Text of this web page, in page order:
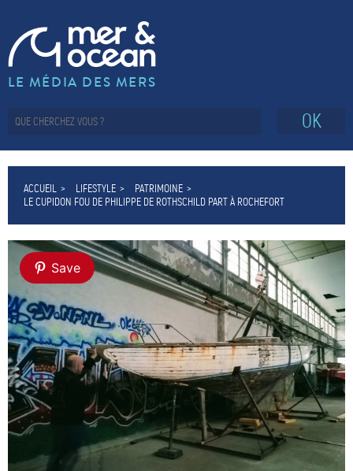
LE MÉDIA DES MERS
OK
ACCUEIL LIFESTYLE
PATRIMOINE
LE CUPIDON FOU DE PHILIPPE DE ROTHSCHILD PART À ROCHEFORT
Save